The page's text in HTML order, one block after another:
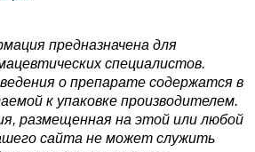
предназначена для
специалистов.
о препарате содержатся в
к упаковке производителем.
размещенная на этой или любой
сайта не может служить